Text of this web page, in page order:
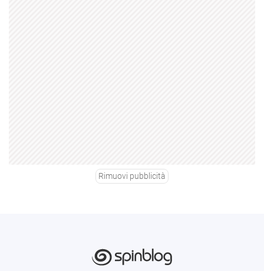
Rimuovi pubblicità